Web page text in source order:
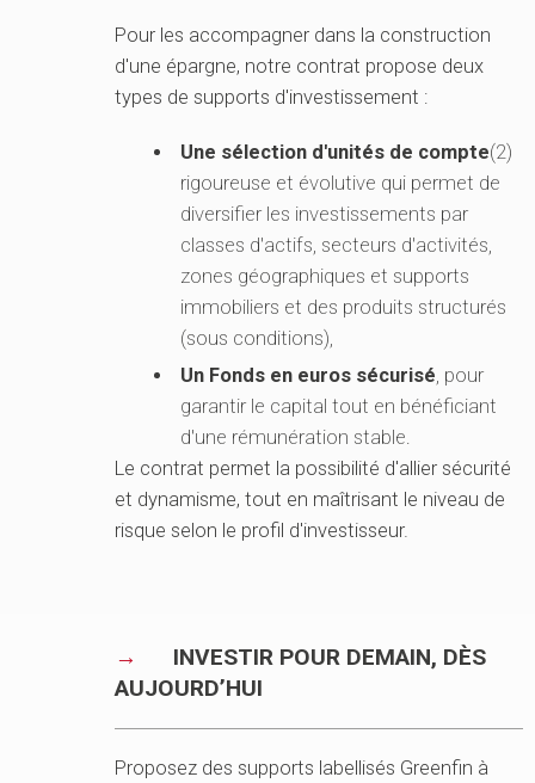
Pour les accompagner dans la construction
d'une épargne, notre contrat propose deux
types de supports d'investissement :
Une sélection d'unités de compte(2)
rigoureuse et évolutive qui permet de
diversifier les investissements par
classes d'actifs, secteurs d'activités,
zones géographiques et supports
immobiliers et des produits structurés
(sous conditions),
Un Fonds en euros sécurisé, pour
garantir le capital tout en bénéficiant
d'une rémunération stable.
Le contrat permet la possibilité d'allier sécurité
et dynamisme, tout en maîtrisant le niveau de
risque selon le profil d'investisseur.
INVESTIR POUR DEMAIN, DÈS
AUJOURD’HUI
Proposez des supports labellisés Greenfin à